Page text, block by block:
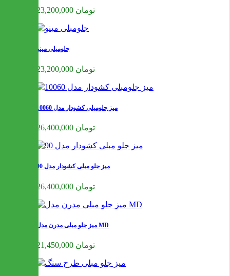
23,200,000 تومان
جلومبلی مینو
23,200,000 تومان
میز جلومبلی کشودار مدل 10060
26,400,000 تومان
میز جلو مبلی کشودار مدل 90
26,400,000 تومان
میز جلو مبلی مدرن مدل MD
21,450,000 تومان